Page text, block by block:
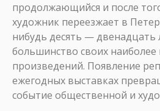
продолжающийся и после
художник переезжает в
нибудь десять — двенадцать
большинство своих наиболее
произведений. Появление
ежегодных выставках
событие общественной и